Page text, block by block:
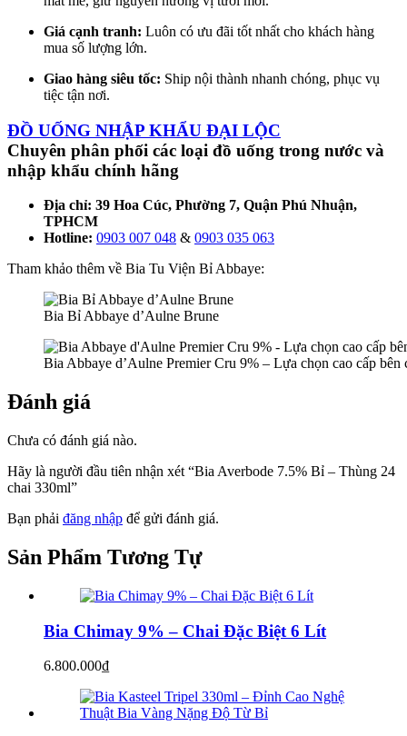
Giá cạnh tranh: Luôn có ưu đãi tốt nhất cho khách hàng
mua số lượng lớn.
Giao hàng siêu tốc: Ship nội thành nhanh chóng, phục vụ
tiệc tận nơi.
ĐỒ UỐNG NHẬP KHẨU ĐẠI LỘC
Chuyên phân phối các loại đồ uống trong nước và
nhập khẩu chính hãng
Địa chỉ: 39 Hoa Cúc, Phường 7, Quận Phú Nhuận,
TPHCM
Hotline: 0903 007 048 & 0903 035 063
Tham khảo thêm về Bia Tu Viện Bỉ Abbaye:
Bia Bỉ Abbaye d’Aulne Brune
Bia Abbaye d’Aulne Premier Cru 9% – Lựa chọn cao cấp
Đánh giá
Chưa có đánh giá nào.
Hãy là người đầu tiên nhận xét “Bia Averbode 7.5% Bỉ – Thùng 24
chai 330ml”
Bạn phải đăng nhập để gửi đánh giá.
Sản Phẩm Tương Tự
Bia Chimay 9% – Chai Đặc Biệt 6 Lít
6.800.000₫